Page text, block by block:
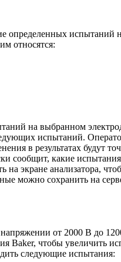
испытаний
относятся:
на выбранном
испытаний.
в результатах будут
сообщит, какие
на экране анализатора,
можно сохранить на
от 2000 В до
Baker, чтобы увеличить
следующие испытания: